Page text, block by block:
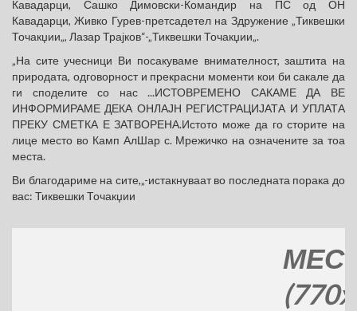
Кавадарци, Сашко Димовски-Командир на ПС од ОН
Кавадарци, Живко Гурев-претсадетел на Здружение „Тиквешки
Точакџии„, Лазар Трајков“-„Тиквешки Точакџии„.
„На сите учесници Ви посакуваме внимателност, заштита на
природата, одговорност и прекрасни моменти кои би сакале да
ги споделите со нас ...ИСТОВРЕМЕНО САКАМЕ ДА ВЕ
ИНФОРМИРАМЕ ДЕКА ОНЛАЈН РЕГИСТРАЦИЈАТА И УПЛАТА
ПРЕКУ СМЕТКА Е ЗАТВОРЕНА.Истото може да го сторите на
лице место во Камп АлШар с. Мрежичко на означените за тоа
места.
Ви благодариме на сите,„-истакнуваат во последната порака до
вас: Тиквешки Точакџии
МЕСТО
(770x120)